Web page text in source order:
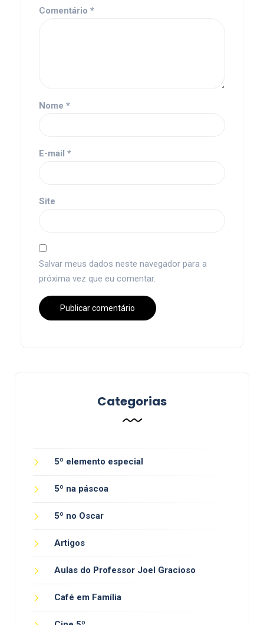
Comentário *
Nome *
E-mail *
Site
Salvar meus dados neste navegador para a
próxima vez que eu comentar.
Categorias
5º elemento especial
5º na páscoa
5º no Oscar
Artigos
Aulas do Professor Joel Gracioso
Café em Família